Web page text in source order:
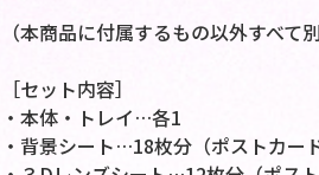
（本商品に付属するもの以外すべて
［セット内容］
・本体・トレイ…各1
・背景シート…18枚分（ポストカー